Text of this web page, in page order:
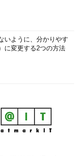
いように、分かりやす
に変更する2つの方法